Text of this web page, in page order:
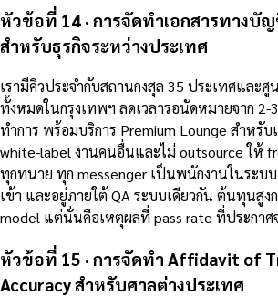
หัวข้อที่ 14 · การจัดทำเอกสารทางบั
สำหรับธุรกิจระหว่างประเทศ
เรามีคิวประจำกับสถานกงสุล 35 ประเทศและศู
ทั้งหมดในกรุงเทพฯ ลดเวลารอนัดหมายจาก
ทำการ พร้อมบริการ Premium Lounge สำหรับ
white-label งานคนอื่นและไม่ outsource ให้
ทุกทนาย ทุก messenger เป็นพนักงานในระบ
เข้า และอยู่ภายใต้ QA ระบบเดียวกัน ต้นทุนสูง
model แต่นั่นคือเหตุผลที่ pass rate ที่ประกาศ
หัวข้อที่ 15 · การจัดทำ Affidavit of
Accuracy สำหรับศาลต่างประเทศ